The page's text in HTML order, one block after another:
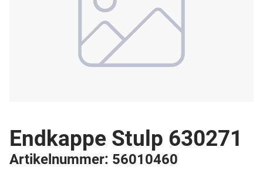
Endkappe Stulp 630271
Artikelnummer: 56010460